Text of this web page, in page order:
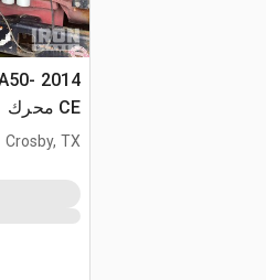
CE محرك
Crosby, TX